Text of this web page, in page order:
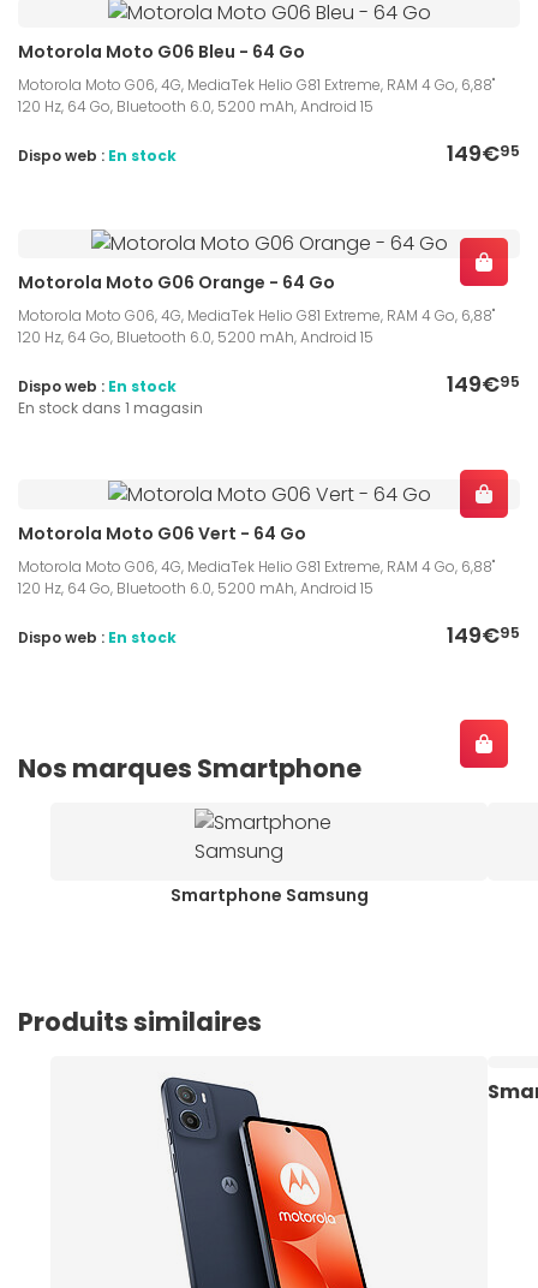
Motorola Moto G06 Bleu - 64 Go
Motorola Moto G06, 4G, MediaTek Helio G81 Extreme, RAM 4 Go, 6,88"
120 Hz, 64 Go, Bluetooth 6.0, 5200 mAh, Android 15
149€95
Dispo web : En stock
Motorola Moto G06 Orange - 64 Go
Motorola Moto G06, 4G, MediaTek Helio G81 Extreme, RAM 4 Go, 6,88"
120 Hz, 64 Go, Bluetooth 6.0, 5200 mAh, Android 15
149€95
Dispo web : En stock
En stock dans 1 magasin
Motorola Moto G06 Vert - 64 Go
Motorola Moto G06, 4G, MediaTek Helio G81 Extreme, RAM 4 Go, 6,88"
120 Hz, 64 Go, Bluetooth 6.0, 5200 mAh, Android 15
149€95
Dispo web : En stock
Nos marques Smartphone
Smartphone Samsung
Produits similaires